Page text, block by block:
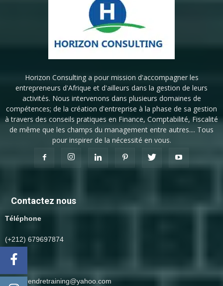
Horizon Consulting a pour mission d'accompagner les
entrepreneurs d'Afrique et d'ailleurs dans la gestion de leurs
activités. Nous intervenons dans plusieurs domaines de
compétences; de la création d'entreprise à la phase de sa gestion
à travers des conseils pratiques en Finance, Comptabilité, Fiscalité
de même que les champs du management entre autres.... Tous
pour inspirer de la nécessité en vous.
Contactez nous
Téléphone
(+212) 679697874
Email
entreprendretraining@yahoo.com